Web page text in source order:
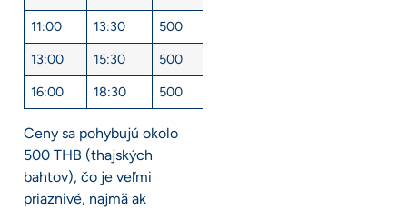
11:00
13:30
500
13:00
15:30
500
16:00
18:30 500
Ceny sa pohybujú okolo
500 THB (thajských
bahtov), čo je veľmi
priaznivé, najmä ak